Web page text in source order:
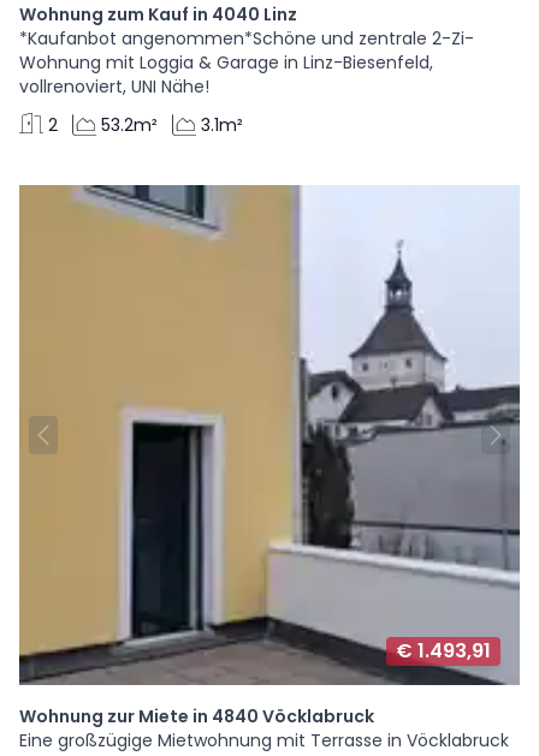
Wohnung zum Kauf in 4040 Linz
*Kaufanbot angenommen*Schöne und zentrale 2-Zi-
Wohnung mit Loggia & Garage in Linz-Biesenfeld,
vollrenoviert, UNI Nähe!
2
53.2m² 3.1m²
€ 1.493,91
Wohnung zur Miete in 4840 Vöcklabruck
Eine großzügige Mietwohnung mit Terrasse in Vöcklabruck